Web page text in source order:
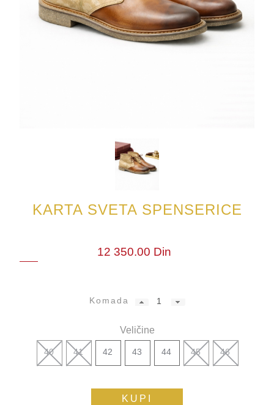
KARTA SVETA SPENSERICE
12 350.00 Din
Komada
Veličine
40 41 42 43 44 45 46
KUPI